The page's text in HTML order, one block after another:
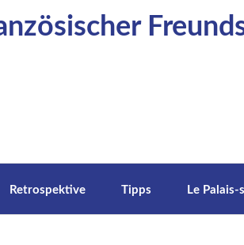
Retrospektive Tipps Le Palais-